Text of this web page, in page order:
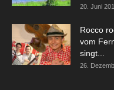
20. Juni
Rocco
vom
singt...
26.